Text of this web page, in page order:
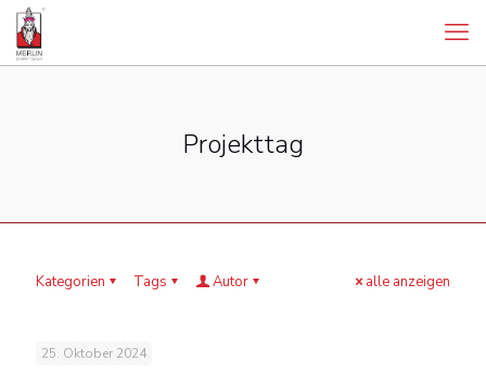
Projekttag
Kategorien Tags Autor alle anzeigen
25. Oktober 2024